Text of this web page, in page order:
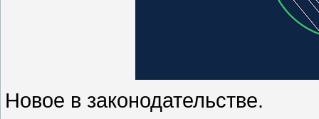
Новое в законодательстве.